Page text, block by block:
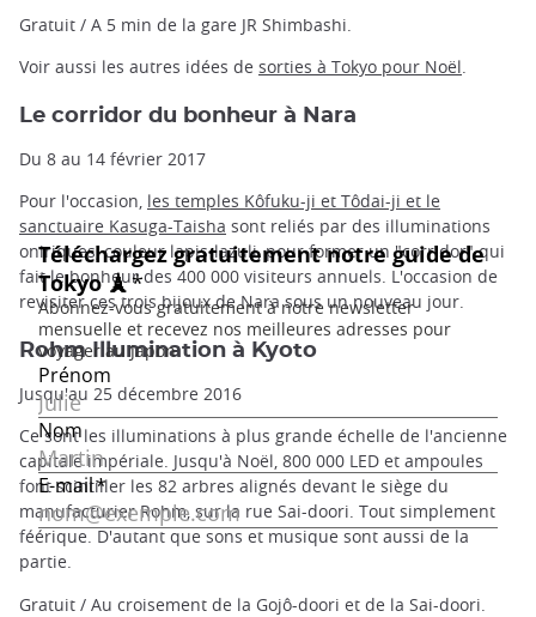
Gratuit / A 5 min de la gare JR Shimbashi.
Voir aussi les autres idées de sorties à Tokyo pour Noël.
Le corridor du bonheur à Nara
Du 8 au 14 février 2017
Pour l'occasion, les temples Kôfuku-ji et Tôdai-ji et le
sanctuaire Kasuga-Taisha sont reliés par des illuminations
oniriques, couleur lapis-lazuli, pour former un "corridor" qui
fait le bonheur des 400 000 visiteurs annuels. L'occasion de
revisiter ces trois bijoux de Nara sous un nouveau jour.
Rohm Illumination à Kyoto
Jusqu'au 25 décembre 2016
Ce sont les illuminations à plus grande échelle de l'ancienne
capitale impériale. Jusqu'à Noël, 800 000 LED et ampoules
font scintiller les 82 arbres alignés devant le siège du
manufacturier Rohm, sur la rue Sai-doori. Tout simplement
féérique. D'autant que sons et musique sont aussi de la
partie.
Gratuit / Au croisement de la Gojô-doori et de la Sai-doori.